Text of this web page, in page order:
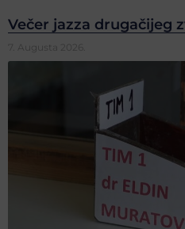
Večer jazza drugačijeg
7. Augusta 2026.